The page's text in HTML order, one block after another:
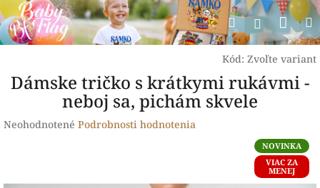
Prejsť
na
obsah
Hľadať
Kód: Zvoľte variant
Dámske tričko s krátkymi rukávmi -
neboj sa, pichám skvele
Priemerné
0,0
Neohodnotené Podrobnosti hodnotenia
NOVINKA
VIAC ZA
MENEJ